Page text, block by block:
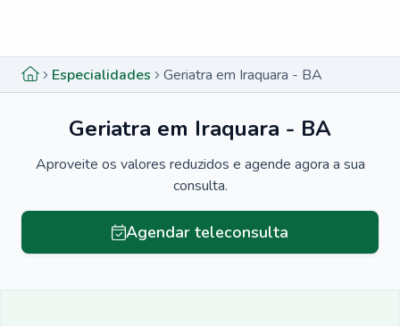
Especialidades Geriatra em Iraquara - BA
Geriatra em Iraquara - BA
Aproveite os valores reduzidos e agende agora a sua
consulta.
Agendar teleconsulta